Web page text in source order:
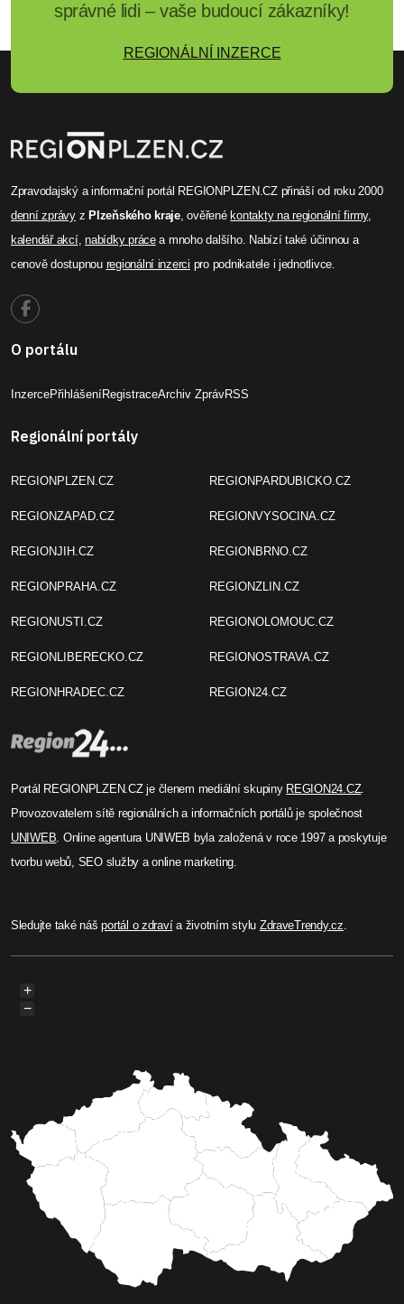
správné lidi – vaše budoucí zákazníky!
REGIONÁLNÍ INZERCE
Zpravodajský a informační portál REGIONPLZEN.CZ přináší od roku 2000
denní zprávyz Plzeňského kraje, ověřené kontakty na regionální firmy,
kalendář akcí,nabídky prácea mnoho dalšího. Nabízí také účinnou a
cenově dostupnou regionální inzerci pro podnikatele i jednotlivce.
O portálu
InzercePřihlášeníRegistraceArchiv ZprávRSS
Regionální portály
REGIONPLZEN.CZ
REGIONZAPAD.CZ
REGIONJIH.CZ
REGIONPRAHA.CZ
REGIONUSTI.CZ
REGIONLIBERECKO.CZ
REGIONHRADEC.CZ
REGIONPARDUBICKO.CZ
REGIONVYSOCINA.CZ
REGIONBRNO.CZ
REGIONZLIN.CZ
REGIONOLOMOUC.CZ
REGIONOSTRAVA.CZ
REGION24.CZ
Portál REGIONPLZEN.CZ je členem mediální skupiny REGION24.CZ.
Provozovatelem sítě regionálních a informačních portálů je společnost
UNIWEB. Online agentura UNIWEB byla založená v roce 1997 a poskytuje
tvorbu webů, SEO služby a online marketing.
Sledujte také nášportál o zdravía životním stylu ZdraveTrendy.cz.
+
−